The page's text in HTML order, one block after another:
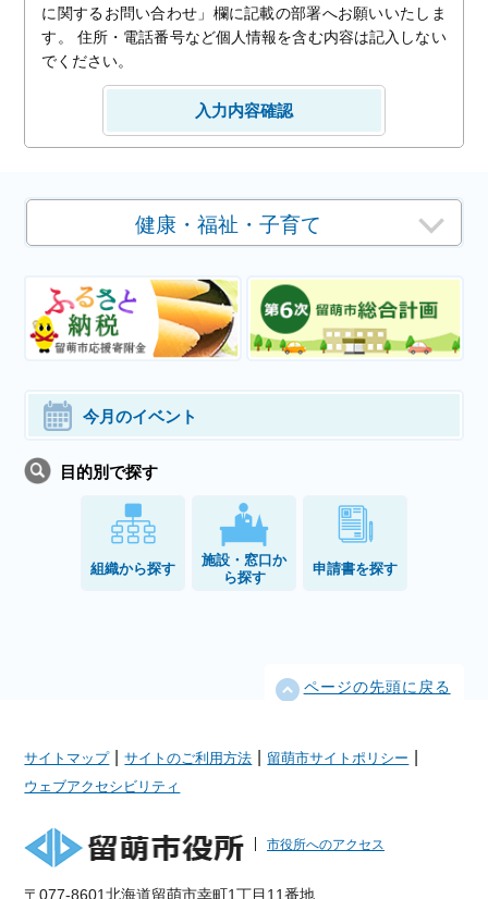
に関するお問い合わせ」欄に記載の部署へお願いいたしま
す。 住所・電話番号など個人情報を含む内容は記入しない
でください。
健康・福祉・子育て
今月のイベント
目的別で探す
組織から探す
施設・窓口か
ら探す
申請書を探す
ページの先頭に戻る
サイトマップ サイトのご利用方法 留萌市サイトポリシー
ウェブアクセシビリティ
市役所へのアクセス
〒077-8601北海道留萌市幸町1丁目11番地